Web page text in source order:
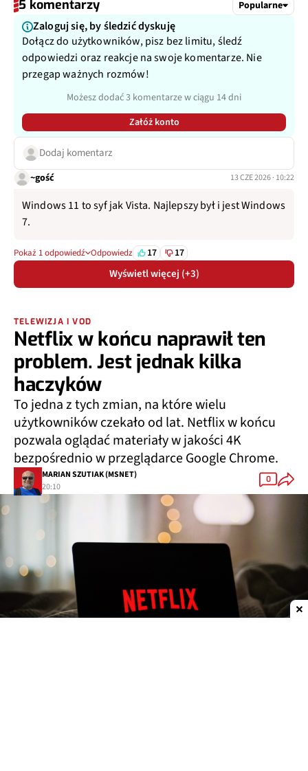
5 komentarzy Popularne
Zaloguj się, by śledzić dyskuję
Dołącz do użytkowników, pisz bez limitu, śledź
odpowiedzi oraz reakcje na swoje komentarze. Nie
przegap ważnych rozmów!
Możesz dodać 3 komentarze w ciągu 14 dni
Załóż konto
Dodaj komentarz
~gość 13 CZE 2026 · 10:22
Windows 11 to syf jak Vista. Najlepszy był i jest Windows
7.
Pokaż 1 odpowiedź Odpowiedz 17 17
Wyświetl więcej (+3)
TELEWIZJA I VOD
Netflix w końcu naprawił ten
problem. Jest jednak kilka
haczyków
To jedna z tych zmian, na które wielu
użytkowników czekało od lat. Netflix w końcu
pozwala oglądać materiały w jakości 4K
bezpośrednio w przeglądarce Google Chrome.
MARIAN SZUTIAK (MSNET)
20:10
0